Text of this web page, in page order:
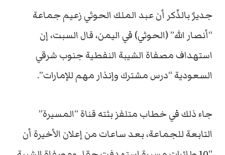
جديرٌ بالذّكر أن عبد الملك الحوثي زعيم جماعة
“أنصار الله” (الحوثي) في اليمن، قال السبت، إن
استهداف مصفاة الشيبة النفطية جنوب شرقي
السعودية “درس مشترك وإنذار مهم للإمارات”.
جاء ذلك في خطاب متلفز بثته قناة “المسيرة”
التابعة للجماعة، بعد ساعات من إعلان الأخيرة أن